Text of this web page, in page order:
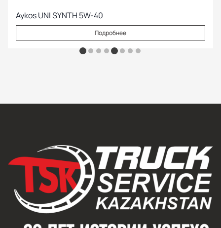
Aykos UNI SYNTH 5W-40
Подробнее